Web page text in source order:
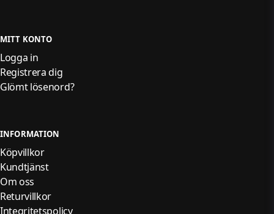
MITT KONTO
Logga in
Registrera dig
Glömt lösenord?
INFORMATION
Köpvillkor
Kundtjänst
Om oss
Returvillkor
Integritetspolicy